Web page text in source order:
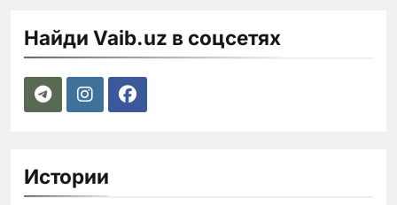
Найди Vaib.uz в соцсетях
Истории